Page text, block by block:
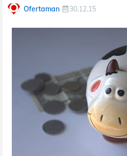
Ofertaman 30.12.15